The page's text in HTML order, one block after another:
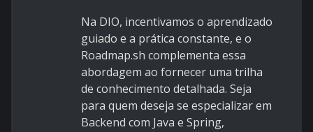
Na DIO, incentivamos o aprendizado
guiado e a prática constante, e o
Roadmap.sh complementa essa
abordagem ao fornecer uma trilha
de conhecimento detalhada. Seja
para quem deseja se especializar em
Backend com Java e Spring,